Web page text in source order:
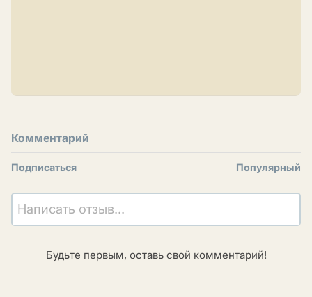
Комментарий
Подписаться Популярный
Написать отзыв...
Будьте первым, оставь свой комментарий!